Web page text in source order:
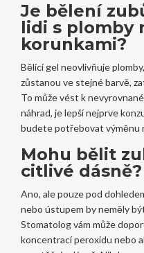
Je bělení
lidi s plomby
korunkami?
Bělící gel neovlivňuje
zůstanou ve stejné barvě,
To může vést k
náhrad, je lepší nejprve
budete potřebovat výměnu
Mohu bělit
citlivé dásně?
Ano, ale pouze pod
nebo ústupem by neměly
Stomatolog vám může
koncentrací peroxidu nebo